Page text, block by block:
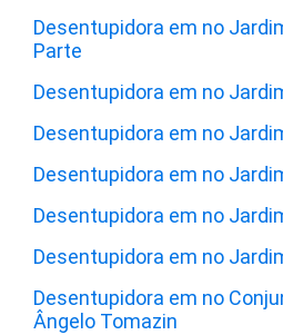
Desentupidora em no
Parte
Desentupidora em no
Desentupidora em no
Desentupidora em no
Desentupidora em no
Desentupidora em no
Desentupidora em no
Ângelo Tomazin